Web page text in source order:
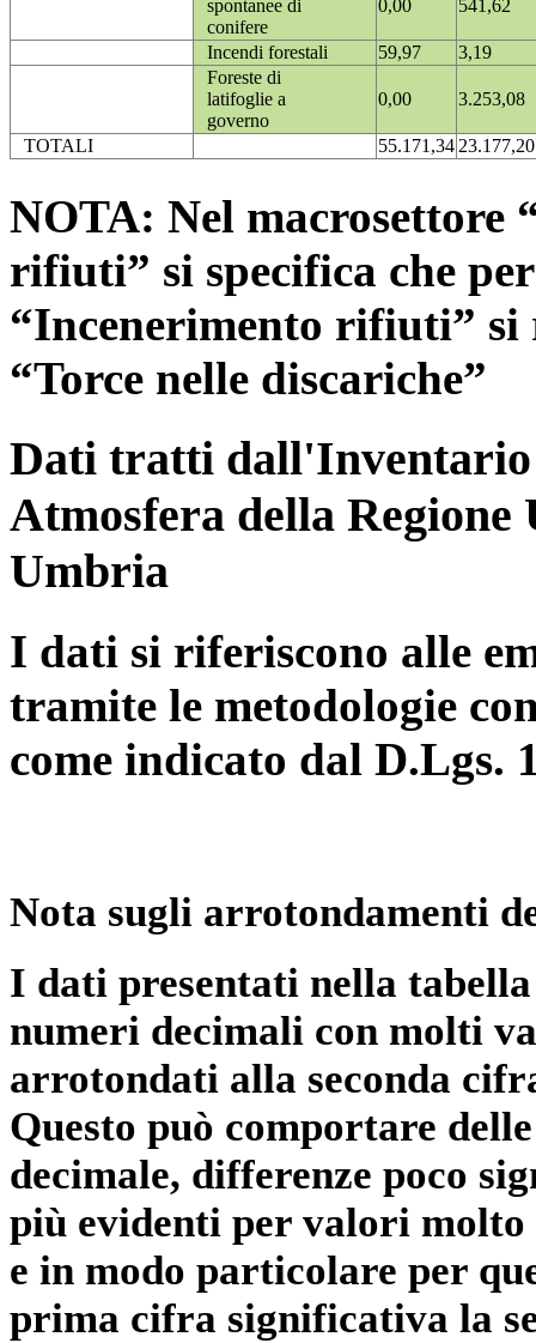
spontanee di
conifere
0,00 541,62
Incendi forestali 59,97
3,19
Foreste di
latifoglie a
governo
0,00 3.253,08
TOTALI 55.171,3423.177,20
NOTA: Nel macrosettore
rifiuti” si specifica che
“Incenerimento rifiuti”
“Torce nelle discariche”
Dati tratti dall'Inventario
Atmosfera della
Umbria
I dati si riferiscono alle
tramite le metodologie
come indicato dal D.Lgs.
Nota sugli arrotondamenti
I dati presentati nella
numeri decimali con molti
arrotondati alla seconda
Questo può comportare
decimale, differenze poco
più evidenti per valori
e in modo particolare per
prima cifra significativa la